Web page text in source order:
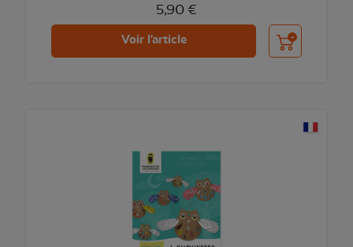
5,90 €
Voir l'article Ajouter au